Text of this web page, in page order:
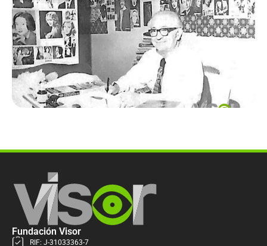
Fundación Visor
RIF: J-31033363-7